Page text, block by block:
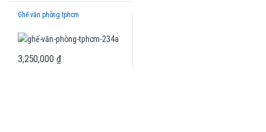
Ghế văn phòng tphcm
3,250,000 ₫